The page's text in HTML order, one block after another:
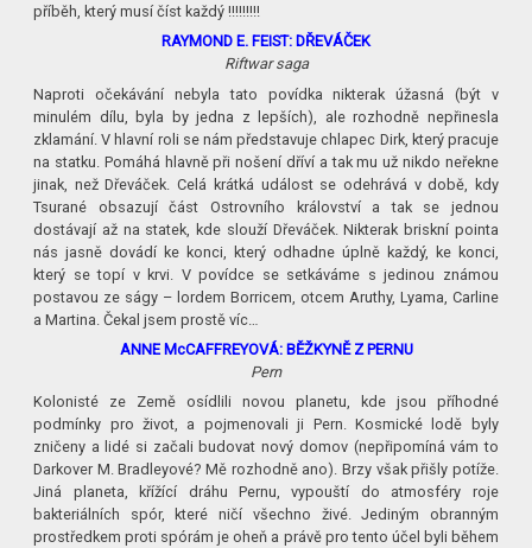
příběh, který musí číst každý !!!!!!!!!
RAYMOND E. FEIST: DŘEVÁČEK
Riftwar saga
Naproti očekávání nebyla tato povídka nikterak úžasná (být v
minulém dílu, byla by jedna z lepších), ale rozhodně nepřinesla
zklamání. V hlavní roli se nám představuje chlapec Dirk, který pracuje
na statku. Pomáhá hlavně při nošení dříví a tak mu už nikdo neřekne
jinak, než Dřeváček. Celá krátká událost se odehrává v době, kdy
Tsurané obsazují část Ostrovního království a tak se jednou
dostávají až na statek, kde slouží Dřeváček. Nikterak briskní pointa
nás jasně dovádí ke konci, který odhadne úplně každý, ke konci,
který se topí v krvi. V povídce se setkáváme s jedinou známou
postavou ze ságy – lordem Borricem, otcem Aruthy, Lyama, Carline
a Martina. Čekal jsem prostě víc…
ANNE McCAFFREYOVÁ: BĚŽKYNĚ Z PERNU
Pern
Kolonisté ze Země osídlili novou planetu, kde jsou příhodné
podmínky pro život, a pojmenovali ji Pern. Kosmické lodě byly
zničeny a lidé si začali budovat nový domov (nepřipomíná vám to
Darkover M. Bradleyové? Mě rozhodně ano). Brzy však přišly potíže.
Jiná planeta, křížící dráhu Pernu, vypouští do atmosféry roje
bakteriálních spór, které ničí všechno živé. Jediným obranným
prostředkem proti spórám je oheň a právě pro tento účel byli během